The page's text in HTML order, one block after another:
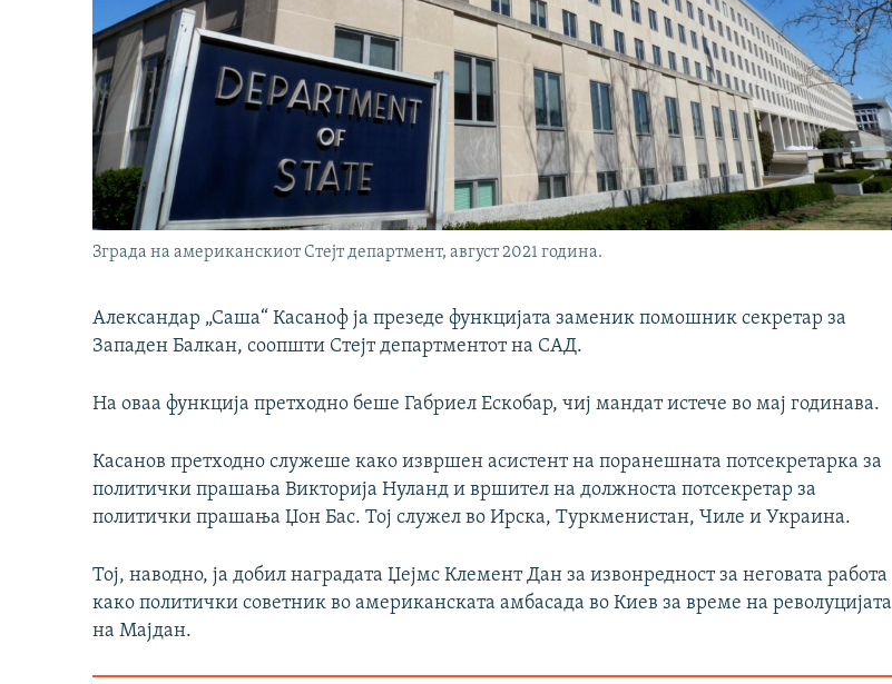
Зграда на американскиот Стејт департмент, август 2021 година.
Александар „Саша“ Касаноф ја презеде функцијата заменик помошник секретар за
Западен Балкан, соопшти Стејт департментот на САД.
На оваа функција претходно беше Габриел Ескобар, чиј мандат истече во мај годинава.
Касанов претходно служеше како извршен асистент на поранешната потсекретарка за
политички прашања Викторија Нуланд и вршител на должноста потсекретар за
политички прашања Џон Бас. Тој служел во Ирска, Туркменистан, Чиле и Украина.
Тој, наводно, ја добил наградата Џејмс Клемент Дан за извонредност за неговата работа
како политички советник во американската амбасада во Киев за време на револуцијата
на Мајдан.